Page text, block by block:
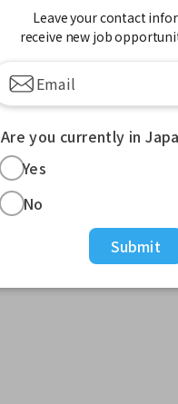
Leave your contact
receive new job
Are you currently in
Yes
No
Submit